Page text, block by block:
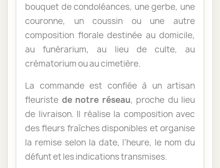
bouquet de condoléances, une gerbe, une
couronne, un coussin ou une autre
composition florale destinée au domicile,
au funérarium, au lieu de culte, au
crématorium ou au cimetière.
La commande est confiée à un artisan
fleuriste de notre réseau, proche du lieu
de livraison. Il réalise la composition avec
des fleurs fraîches disponibles et organise
la remise selon la date, l’heure, le nom du
défunt et les indications transmises.